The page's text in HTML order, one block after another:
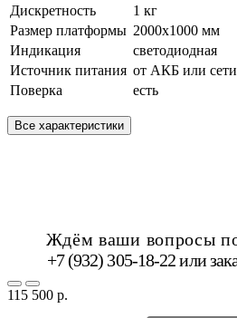
Дискретность
1 кг
Размер платформы 2000х1000 мм
Индикация
светодиодная
Источник питания от АКБ или
Поверка
есть
Все характеристики
Ждём ваши вопросы
+7 (932) 305-18-22 или
115 500 р.